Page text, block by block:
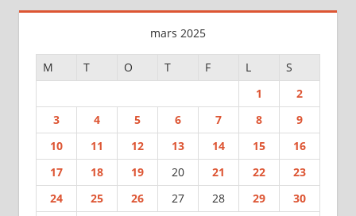
mars 2025
M T O T F L
S
1
2
3
4 5 6 7 8
9
10
11 12 13 14 15
16
17
18 19 20 21 22
23
24
25 26 27 28 29
30